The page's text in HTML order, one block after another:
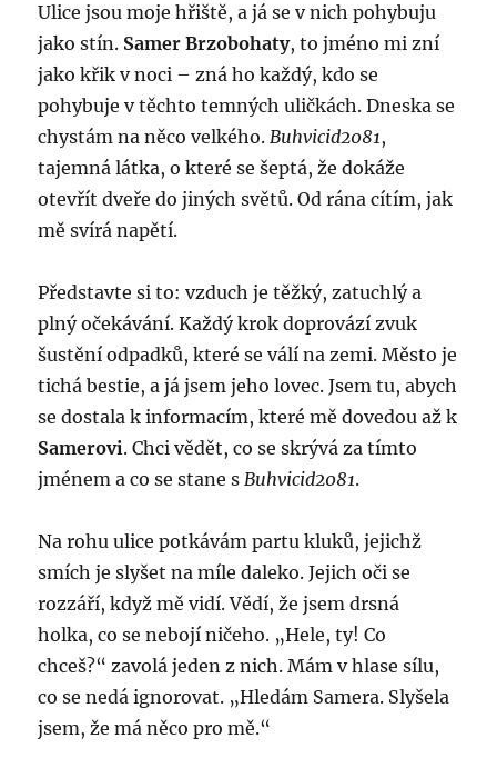
Ulice jsou moje hřiště, a já se v nich pohybuju
jako stín. Samer Brzobohaty, to jméno mi zní
jako křik v noci – zná ho každý, kdo se
pohybuje v těchto temných uličkách. Dneska se
chystám na něco velkého.Buhvicid2081,
tajemná látka, o které se šeptá, že dokáže
otevřít dveře do jiných světů. Od rána cítím, jak
mě svírá napětí.
Představte si to: vzduch je těžký, zatuchlý a
plný očekávání. Každý krok doprovází zvuk
šustění odpadků, které se válí na zemi. Město je
tichá bestie, a já jsem jeho lovec. Jsem tu, abych
se dostala k informacím, které mě dovedou až k
Samerovi. Chci vědět, co se skrývá za tímto
jménem a co se stane sBuhvicid2081.
Na rohu ulice potkávám partu kluků, jejichž
smích je slyšet na míle daleko. Jejich oči se
rozzáří, když mě vidí. Vědí, že jsem drsná
holka, co se nebojí ničeho. „Hele, ty! Co
chceš?“ zavolá jeden z nich. Mám v hlase sílu,
co se nedá ignorovat. „Hledám Samera. Slyšela
jsem, že má něco pro mě.“